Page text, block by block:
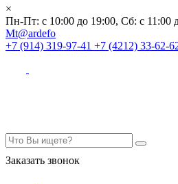
×
Пн-Пт: с 10:00 до 19:00, Сб: с 11:00
Mt@ardefo
+7 (914) 319-97-41 +7 (4212) 33-62-
Заказать звонок
О компании